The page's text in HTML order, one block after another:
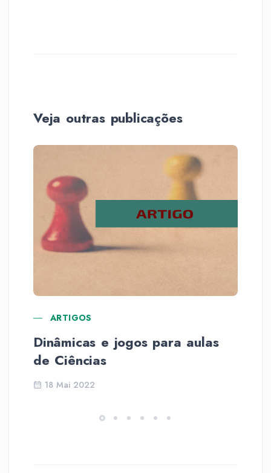
Veja outras publicações
ARTIGOS
Dinâmicas e jogos para aulas
de Ciências
18 Mai 2022